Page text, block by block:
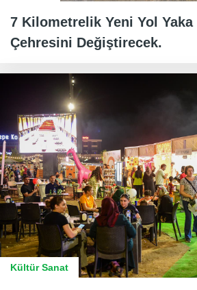
7 Kilometrelik Yeni Yol Yaka
Çehresini Değiştirecek.
Kültür Sanat